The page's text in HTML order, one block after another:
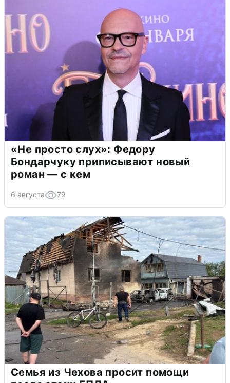
«Не просто слух»: Федору
Бондарчуку приписывают новый
роман — с кем
6 августа 79
Семья из Чехова просит помощи